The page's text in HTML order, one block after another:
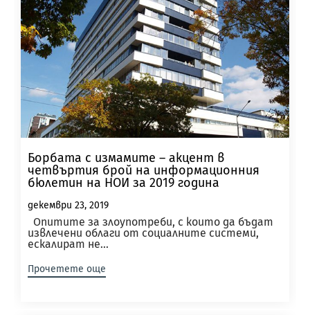
Борбата с измамите – акцент в
четвъртия брой на информационния
бюлетин на НОИ за 2019 година
декември 23, 2019
Опитите за злоупотреби, с които да бъдат
извлечени облаги от социалните системи,
ескалират не...
Прочетете още